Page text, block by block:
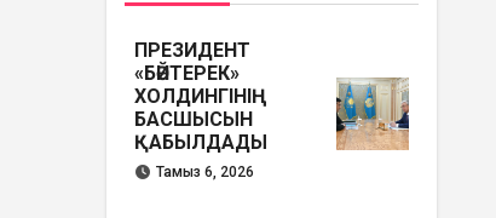
ПРЕЗИДЕНТ
«БӘЙТЕРЕК»
ХОЛДИНГІНІҢ
БАСШЫСЫН
ҚАБЫЛДАДЫ
Тамыз 6, 2026